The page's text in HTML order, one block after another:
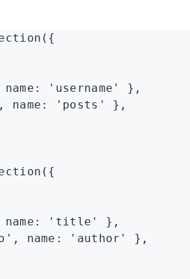
({
name : 'username' } ,
, name : 'posts' } ,
({
name : 'title' } ,
, name : 'author' } ,